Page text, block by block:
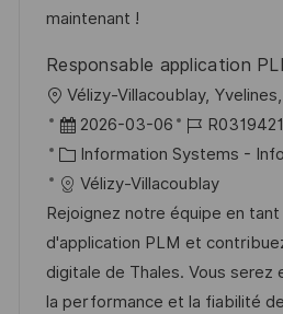
maintenant !
Responsable application
L
o
c
a
t
i
o
n
Vélizy-Villacoublay,
P
o
s
t
e
d
D
2026-03-06
J
o
b
I
d
R0319421
C
a
t
e
g
o
Information Systems -
Vélizy-Villacoublay
Rejoignez notre équipe en
d'application PLM et
digitale de Thales. Vous serez
la performance et la fiabilité